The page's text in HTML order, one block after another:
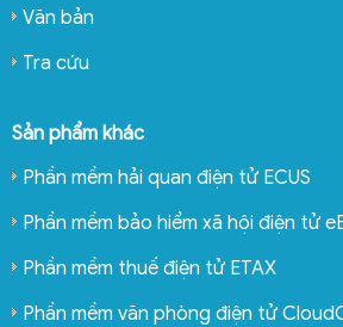
Văn bản
Tra cứu
Sản phẩm khác
Phần mềm hải quan điện tử ECUS
Phần mềm bảo hiểm xã hội điện tử
Phần mềm thuế điện tử ETAX
Phần mềm văn phòng điện tử